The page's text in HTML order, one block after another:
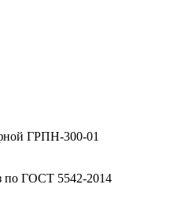
по ГОСТ 5542-2014